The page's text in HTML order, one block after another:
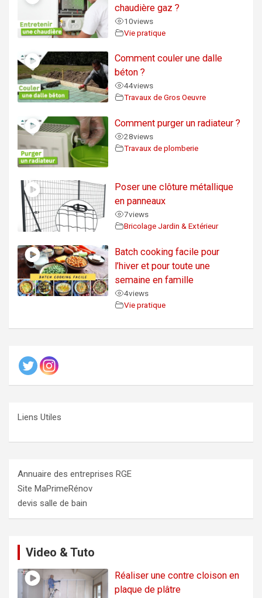
chaudière gaz ?
10views
Vie pratique
Comment couler une dalle
béton ?
44views
Travaux de Gros Oeuvre
Comment purger un radiateur ?
28views
Travaux de plomberie
Poser une clôture métallique
en panneaux
7views
Bricolage Jardin & Extérieur
Batch cooking facile pour
l’hiver et pour toute une
semaine en famille
4views
Vie pratique
Liens Utiles
Annuaire des entreprises RGE
Site MaPrimeRénov
devis salle de bain
Video & Tuto
Réaliser une contre cloison en
plaque de plâtre